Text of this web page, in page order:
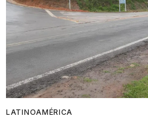
LATINOAMÉRICA